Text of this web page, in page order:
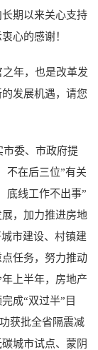
期以来关心支持
心的感谢！
之年，也是改革发
发展机遇，请您
市委、市政府提
不在后三位”有关
底线工作不出事”
，加力推进房地
市建设、村镇建
任务，努力推动
上半年，房地产
成“双过半”目
获批全省隔震减
城市试点、蒙阴